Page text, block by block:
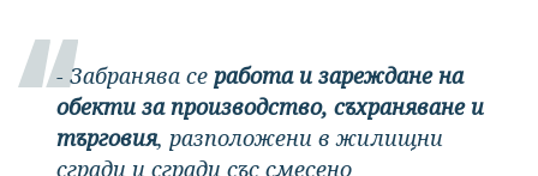
- Забранява се работа и зареждане на
обекти за производство, съхраняване и
търговия, разположени в жилищни
сгради и сгради със смесено